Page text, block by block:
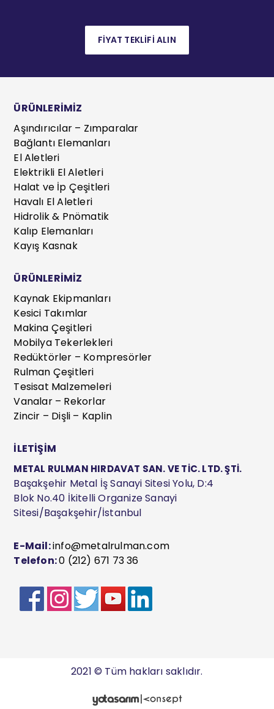
FİYAT TEKLİFİ ALIN
ÜRÜNLERİMİZ
Aşındırıcılar – Zımparalar
Bağlantı Elemanları
El Aletleri
Elektrikli El Aletleri
Halat ve İp Çeşitleri
Havalı El Aletleri
Hidrolik & Pnömatik
Kalıp Elemanları
Kayış Kasnak
ÜRÜNLERİMİZ
Kaynak Ekipmanları
Kesici Takımlar
Makina Çeşitleri
Mobilya Tekerlekleri
Redüktörler – Kompresörler
Rulman Çeşitleri
Tesisat Malzemeleri
Vanalar – Rekorlar
Zincir – Dişli – Kaplin
İLETİŞİM
METAL RULMAN HIRDAVAT SAN. VE TİC. LTD. ŞTİ.
Başakşehir Metal İş Sanayi Sitesi Yolu, D:4
Blok No.40 İkitelli Organize Sanayi
Sitesi/Başakşehir/İstanbul
E-Mail:info@metalrulman.com
Telefon:0 (212) 671 73 36
2021 © Tüm hakları saklıdır.